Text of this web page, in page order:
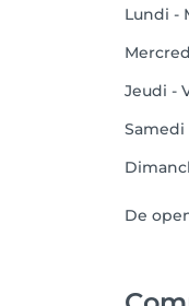
Lundi -
Jeudi -
Samedi
De